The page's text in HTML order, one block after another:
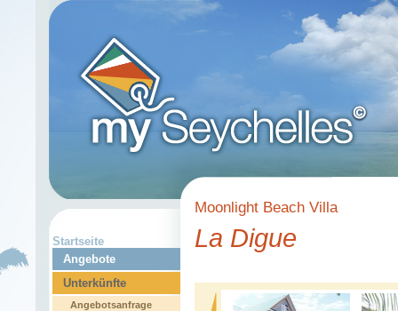
Startseite
Angebote
Unterkünfte
Angebotsanfrage
Moonlight Beach Villa
La Digue